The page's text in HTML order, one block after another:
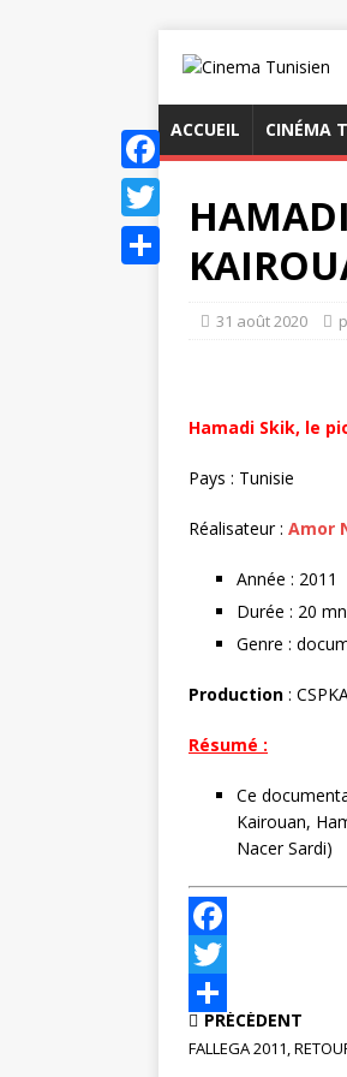
ACCUEIL CINÉMA
31 août 2020
Hamadi Skik, le
Pays : Tunisie
Réalisateur : Amor
Année : 2011
Durée : 20 mn
Genre :
Production :
Résumé :
Ce
Kairouan,
Nacer Sardi)
F
a
c
T
w
P PRÉCÉDENT
FALLEGA 2011,
F
a
c
T